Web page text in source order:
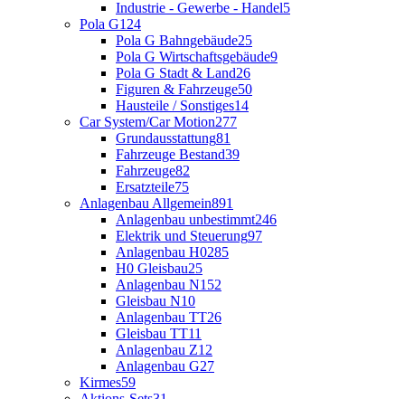
Industrie - Gewerbe - Handel5
Pola G124
Pola G Bahngebäude25
Pola G Wirtschaftsgebäude9
Pola G Stadt & Land26
Figuren & Fahrzeuge50
Hausteile / Sonstiges14
Car System/Car Motion277
Grundausstattung81
Fahrzeuge Bestand39
Fahrzeuge82
Ersatzteile75
Anlagenbau Allgemein891
Anlagenbau unbestimmt246
Elektrik und Steuerung97
Anlagenbau H0285
H0 Gleisbau25
Anlagenbau N152
Gleisbau N10
Anlagenbau TT26
Gleisbau TT11
Anlagenbau Z12
Anlagenbau G27
Kirmes59